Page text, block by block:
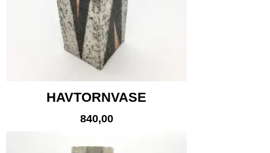
HAVTORNVASE
840,00